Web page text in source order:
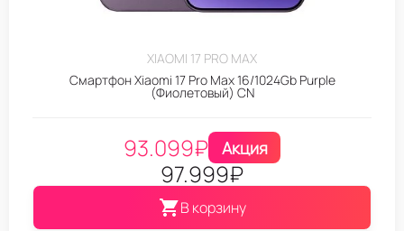
XIAOMI 17 PRO MAX
Смартфон Xiaomi 17 Pro Max 16/1024Gb Purple
(Фиолетовый) CN
93.099₽ Акция
97.999₽
В корзину